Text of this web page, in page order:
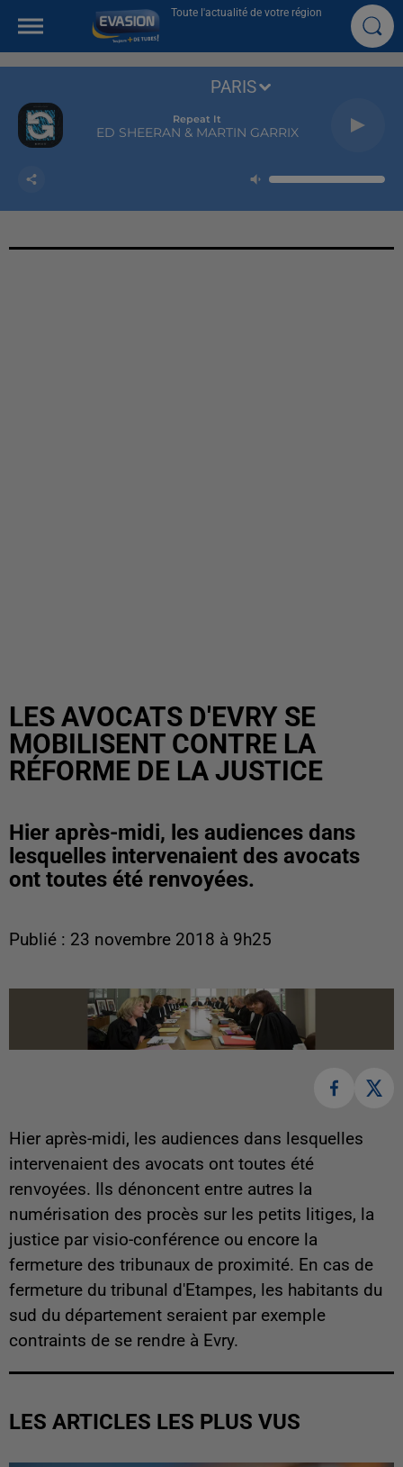
Toute l'actualité de votre région
Repeat It
ED SHEERAN & MARTIN GARRIX
PARIS
LES AVOCATS D'EVRY SE
MOBILISENT CONTRE LA
RÉFORME DE LA JUSTICE
Hier après-midi, les audiences dans
lesquelles intervenaient des avocats
ont toutes été renvoyées.
Publié : 23 novembre 2018 à 9h25
Hier après-midi, les audiences dans lesquelles
intervenaient des avocats ont toutes été
renvoyées. Ils dénoncent entre autres la
numérisation des procès sur les petits litiges, la
justice par visio-conférence ou encore la
fermeture des tribunaux de proximité. En cas de
fermeture du tribunal d'Etampes, les habitants du
sud du département seraient par exemple
contraints de se rendre à Evry.
LES ARTICLES LES PLUS VUS